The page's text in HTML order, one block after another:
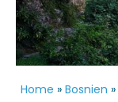
Home » Bosnien »